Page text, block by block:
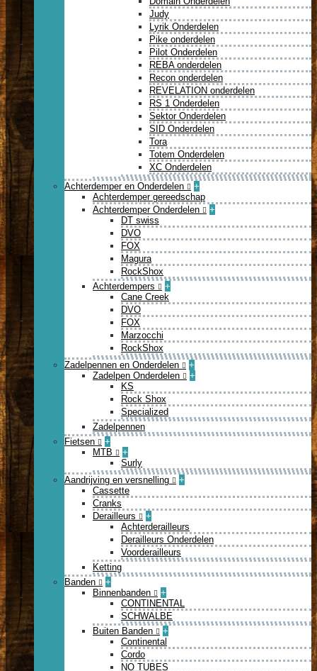
Judy
Lyrik Onderdelen
Pike onderdelen
Pilot Onderdelen
REBA onderdelen
Recon onderdelen
REVELATION onderdelen
RS 1 Onderdelen
Sektor Onderdelen
SID Onderdelen
Tora
Totem Onderdelen
XC Onderdelen
Achterdemper en Onderdelen
+
Achterdemper gereedschap
Achterdemper Onderdelen
+
DT swiss
DVO
FOX
Magura
RockShox
Achterdempers
+
Cane Creek
DVO
FOX
Marzocchi
RockShox
Zadelpennen en Onderdelen
+
Zadelpen Onderdelen
+
KS
Rock Shox
Specialized
Zadelpennen
Fietsen
+
MTB
+
Surly
Aandrijving en versnelling
+
Cassette
Cranks
Derailleurs
+
Achterderailleurs
Derailleurs Onderdelen
Voorderailleurs
Ketting
Banden
+
Binnenbanden
+
CONTINENTAL
SCHWALBE
Buiten Banden
+
Continental
Cordo
NO TUBES